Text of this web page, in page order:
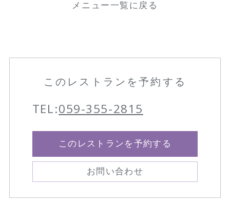
メニュー一覧に戻る
このレストランを予約する
TEL:059-355-2815
このレストランを予約する
お問い合わせ